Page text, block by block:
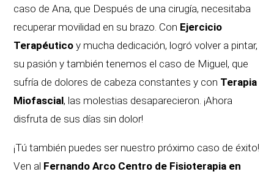
caso de Ana, que Después de una cirugía, necesitaba
recuperar movilidad en su brazo. Con Ejercicio
Terapéutico y mucha dedicación, logró volver a pintar,
su pasión y también tenemos el caso de Miguel, que
sufría de dolores de cabeza constantes y con Terapia
Miofascial, las molestias desaparecieron. ¡Ahora
disfruta de sus días sin dolor!
¡Tú también puedes ser nuestro próximo caso de éxito!
Ven al Fernando Arco Centro de Fisioterapia en